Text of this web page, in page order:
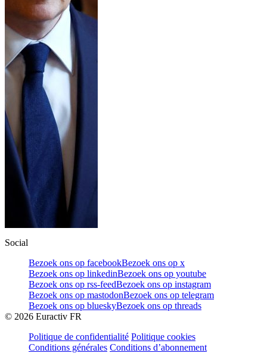
Social
Bezoek ons op facebookBezoek ons op x
Bezoek ons op linkedinBezoek ons op youtube
Bezoek ons op rss-feedBezoek ons op instagram
Bezoek ons op mastodonBezoek ons op telegram
Bezoek ons op blueskyBezoek ons op threads
© 2026 Euractiv FR
Politique de confidentialité Politique cookies
Conditions générales Conditions d’abonnement